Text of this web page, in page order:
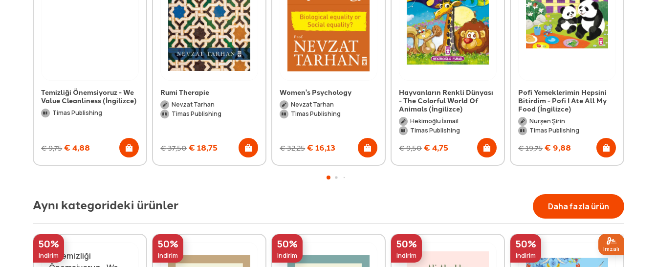
Temizliği Önemsiyoruz - We
Value Cleanliness (İngilizce)
Timas Publishing
€9,75 € 4,88
Rumi Therapie
Nevzat Tarhan
Timas Publishing
€37,50 € 18,75
Women's Psychology
Nevzat Tarhan
Timas Publishing
€32,25 € 16,13
Hayvanların Renkli Dünyası
- The Colorful World Of
Animals (İngilizce)
Hekimoğlu İsmail
Timas Publishing
€9,50 € 4,75
Pofi Yemeklerimin Hepsini
Bitirdim - Pofi I Ate All My
Food (İngilizce)
Nurşen Şirin
Timas Publishing
€19,75 € 9,88
Aynı kategorideki ürünler Daha fazla ürün
50%
indirim
50%
indirim
50%
indirim
50%
indirim
50%
indirim
Imzalı